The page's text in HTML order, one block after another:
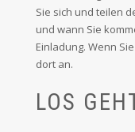
Sie sich und teilen
und wann Sie
Einladung. Wenn
dort an.
LOS